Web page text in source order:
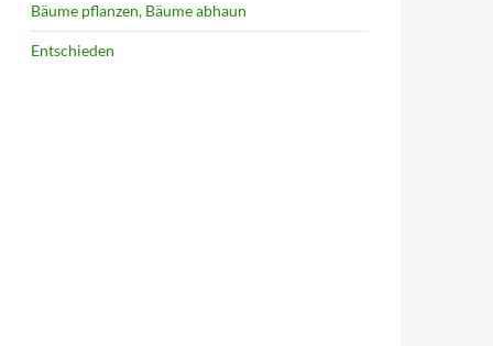
Bäume pflanzen, Bäume abhaun
Entschieden